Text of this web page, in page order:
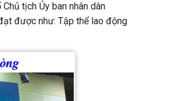
tịch Ủy ban nhân dân
được như: Tập thể lao động